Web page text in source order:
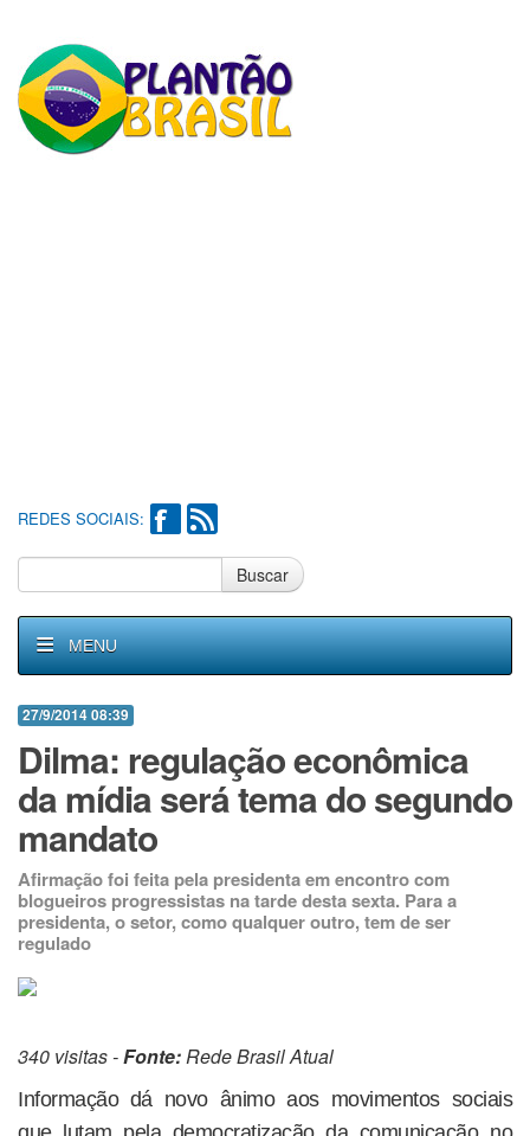
REDES SOCIAIS:
Buscar
MENU
27/9/2014 08:39
Dilma: regulação econômica
da mídia será tema do segundo
mandato
Afirmação foi feita pela presidenta em encontro com
blogueiros progressistas na tarde desta sexta. Para a
presidenta, o setor, como qualquer outro, tem de ser
regulado
340 visitas -Fonte:Rede Brasil Atual
Informação dá novo ânimo aos movimentos sociais